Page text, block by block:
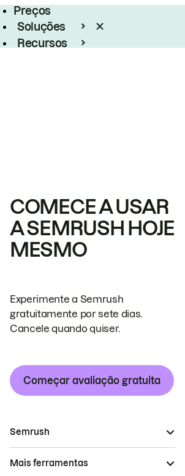
Preços
Soluções
Recursos
COMECE A USAR
A SEMRUSH HOJE
MESMO
Experimente a Semrush
gratuitamente por sete dias.
Cancele quando quiser.
Começar avaliação gratuita
Semrush
Mais ferramentas